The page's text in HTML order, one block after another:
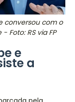
conversou com o
Foto: RS via FP
e
a